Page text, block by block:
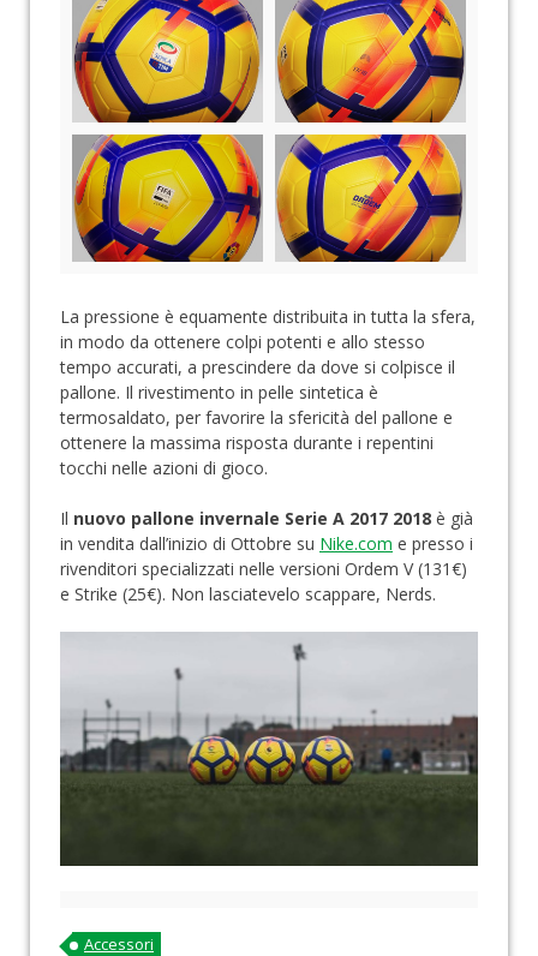
La pressione è equamente distribuita in tutta la sfera,
in modo da ottenere colpi potenti e allo stesso
tempo accurati, a prescindere da dove si colpisce il
pallone. Il rivestimento in pelle sintetica è
termosaldato, per favorire la sfericità del pallone e
ottenere la massima risposta durante i repentini
tocchi nelle azioni di gioco.
Il nuovo pallone invernale Serie A 2017 2018 è già
in vendita dall’inizio di Ottobre su Nike.com e presso i
rivenditori specializzati nelle versioni Ordem V (131€)
e Strike (25€). Non lasciatevelo scappare, Nerds.
Accessori